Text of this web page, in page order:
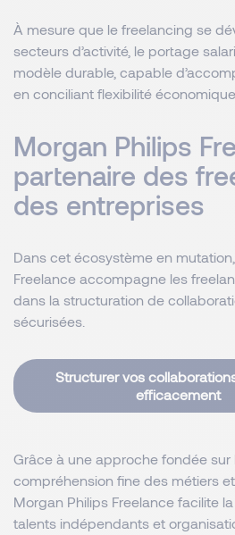
À mesure que le freelancing se
secteurs d’activité, le portage
modèle durable, capable
en conciliant flexibilité
Morgan Philips
partenaire des
des entreprises
Dans cet écosystème en
Freelance accompagne les
dans la structuration de
sécurisées.
Structurer vos
efficacement
Grâce à une approche fondée sur
compréhension fine des métiers et
Morgan Philips Freelance facilite
talents indépendants et